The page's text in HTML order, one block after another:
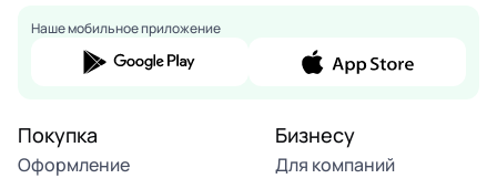
Наше мобильное приложение
Покупка
Оформление
Бизнесу
Для компаний